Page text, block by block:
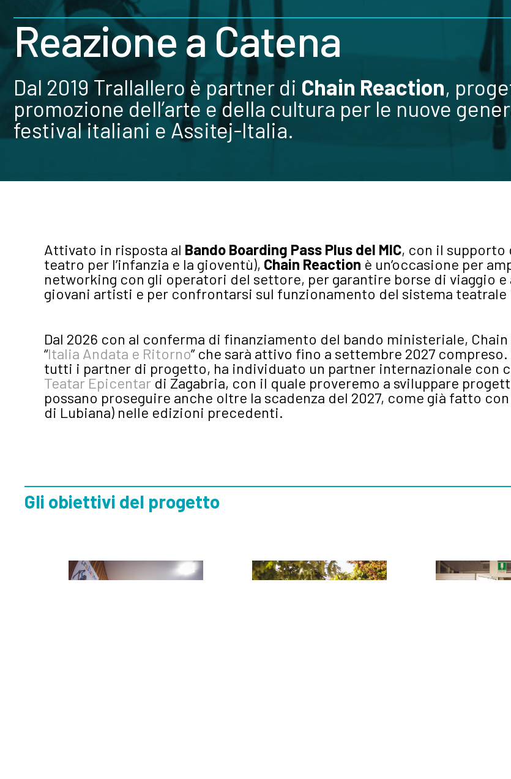
Reazione a Catena
Dal 2019 Trallallero è partner di Chain Reaction,
promozione dell’arte e della cultura per le nuove
festival italiani e Assitej-Italia.
Attivato in risposta al Bando Boarding Pass Plus del MIC, con il supporto
teatro per l’infanzia e la gioventù), Chain Reaction è un’occasione per
networking con gli operatori del settore, per garantire borse di viaggio
giovani artisti e per confrontarsi sul funzionamento del sistema
Dal 2026 con al conferma di finanziamento del bando ministeriale,
“Italia Andata e Ritorno” che sarà attivo fino a settembre 2027
tutti i partner di progetto, ha individuato un partner internazionale con
Teatar Epicentardi Zagabria, con il quale proveremo a sviluppare
possano proseguire anche oltre la scadenza del 2027, come già fatto
di Lubiana) nelle edizioni precedenti.
Gli obiettivi del progetto